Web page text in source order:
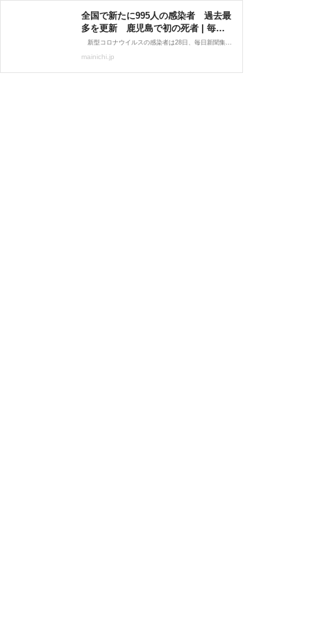
全国で新たに995人の感染者 過去最
多を更新 鹿児島で初の死者 | 毎日
新聞
新型コロナウイルスの感染者は28日、毎日新聞集計で全国で新たに995人が確認され、これまで最多だった981人（7月23日）を上回り、過去最多を更新した。クルーズ船の乗客乗員らを合わせた国内の感染者は計3万2899人となった。鹿児島県で初の死者が確認されるなど死者は3人増えて計1015人。
mainichi.jp